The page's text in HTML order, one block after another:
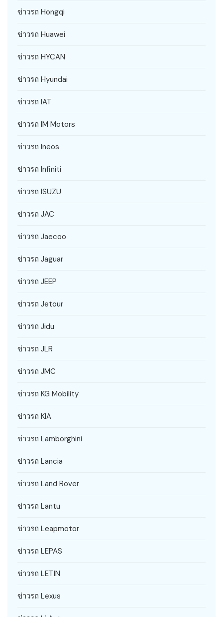
ข่าวรถ Hongqi
ข่าวรถ Huawei
ข่าวรถ HYCAN
ข่าวรถ Hyundai
ข่าวรถ IAT
ข่าวรถ IM Motors
ข่าวรถ Ineos
ข่าวรถ Infiniti
ข่าวรถ ISUZU
ข่าวรถ JAC
ข่าวรถ Jaecoo
ข่าวรถ Jaguar
ข่าวรถ JEEP
ข่าวรถ Jetour
ข่าวรถ Jidu
ข่าวรถ JLR
ข่าวรถ JMC
ข่าวรถ KG Mobility
ข่าวรถ KIA
ข่าวรถ Lamborghini
ข่าวรถ Lancia
ข่าวรถ Land Rover
ข่าวรถ Lantu
ข่าวรถ Leapmotor
ข่าวรถ LEPAS
ข่าวรถ LETIN
ข่าวรถ Lexus